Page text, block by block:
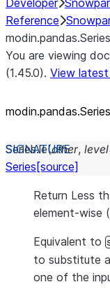
Developer
Reference
You are viewing
(1.45.0). View
Series.le(other, level
Series [source]
Return Less
element-wise
Equivalent to
to substitute
one of the